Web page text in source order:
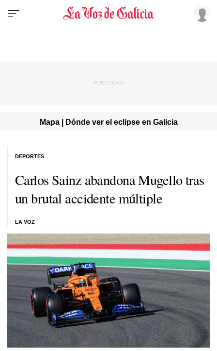
Mapa | Dónde ver el eclipse en Galicia
Carlos Sainz abandona Mugello tras
un brutal accidente múltiple
LA VOZ
DEPORTES